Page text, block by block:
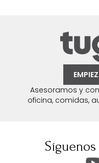
Asesoramos y
oficina, comidas,